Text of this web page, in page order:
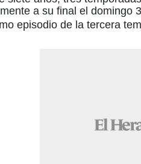
a su final el domingo
episodio de la tercera